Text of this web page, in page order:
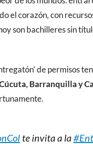
el corazón, con
son bachilleres sin
de permisos
Barranquilla y
te invita a la